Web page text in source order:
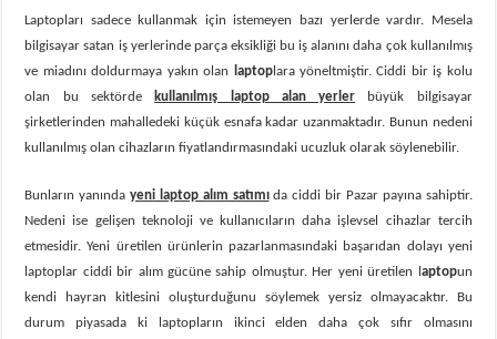
Laptopları sadece kullanmak için istemeyen bazı yerlerde vardır. Mesela
bilgisayar satan iş yerlerinde parça eksikliği bu iş alanını daha çok kullanılmış
ve miadını doldurmaya yakın olan
laptoplara yöneltmiştir. Ciddi bir iş kolu
olan bu sektörde
kullanılmış laptop alan yerler büyük bilgisayar
şirketlerinden mahalledeki küçük esnafa kadar uzanmaktadır. Bunun nedeni
kullanılmış olan cihazların fiyatlandırmasındaki ucuzluk olarak söylenebilir.
Bunların yanında yeni laptop alım satımı da ciddi bir Pazar payına sahiptir.
Nedeni ise gelişen teknoloji ve kullanıcıların daha işlevsel cihazlar tercih
etmesidir. Yeni üretilen ürünlerin pazarlanmasındaki başarıdan dolayı yeni
laptoplar ciddi bir alım gücüne sahip olmuştur. Her yeni üretilen l aptopun
kendi hayran kitlesini oluşturduğunu söylemek yersiz olmayacaktır. Bu
durum piyasada ki laptopların ikinci elden daha çok sıfır olmasını